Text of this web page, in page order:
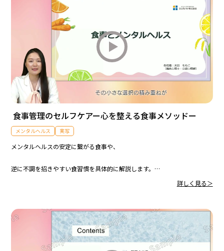
食事管理のセルフケアー心を整える食事メソッドー
メンタルヘルス 実写
メンタルヘルスの安定に繋がる食事や、
逆に不調を招きやすい食習慣を具体的に解説します。
詳しく見る＞